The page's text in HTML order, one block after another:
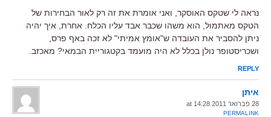
נראה לי שטקס האוסקר, ואני אומרת את זה רק לאור הבחירות של
הטקס מאתמול, הוא משהו שכבר אבד עליו הכלח. אחרת, איך יהיה
ניתן להסביר את העובדה ש"אומץ אמיתי" לא זכה באף פרס,
ושכריסטופר נולן בכלל לא היה מועמד בקטגוריית הבמאי? מאכזב.
REPLY
איתן
28 פברואר 2011 at 14:28
PERMALINK